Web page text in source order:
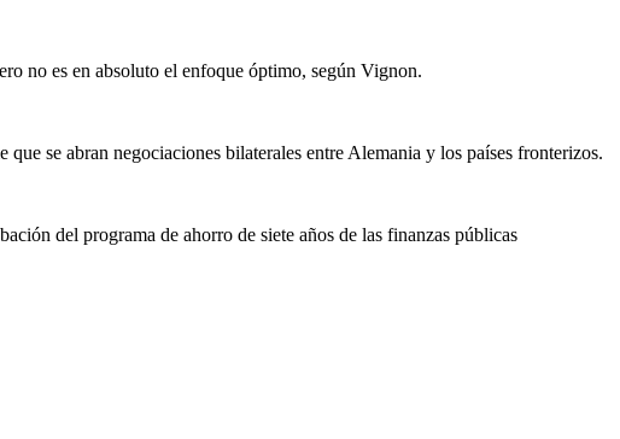
no es en absoluto el enfoque óptimo, según Vignon.
se abran negociaciones bilaterales entre Alemania y los países fronterizos.
del programa de ahorro de siete años de las finanzas públicas